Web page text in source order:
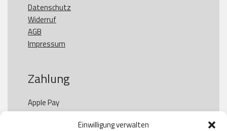
Einwilligung verwalten
Datenschutz
Widerruf
AGB
Impressum
Zahlung
Apple Pay
Paypal